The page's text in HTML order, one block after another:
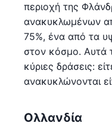
περιοχή της
ανακυκλωμένων
75%, ένα από τα
στον κόσμο. Αυτά
κύριες δράσεις:
ανακυκλώνονται
Ολλανδία